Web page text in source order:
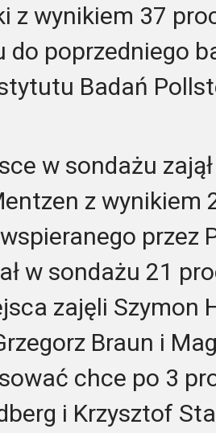
z wynikiem 37
do poprzedniego
Badań
w sondażu
z wynikiem
przez
w sondażu 21
zajęli Szymon
Braun i
chce po 3
i Krzysztof